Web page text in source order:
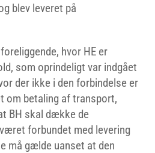
blev leveret på
hvor HE er
som oprindeligt var indgået
der ikke i den forbindelse er
om betaling af transport,
BH skal dække de
forbundet med levering
må gælde uanset at den